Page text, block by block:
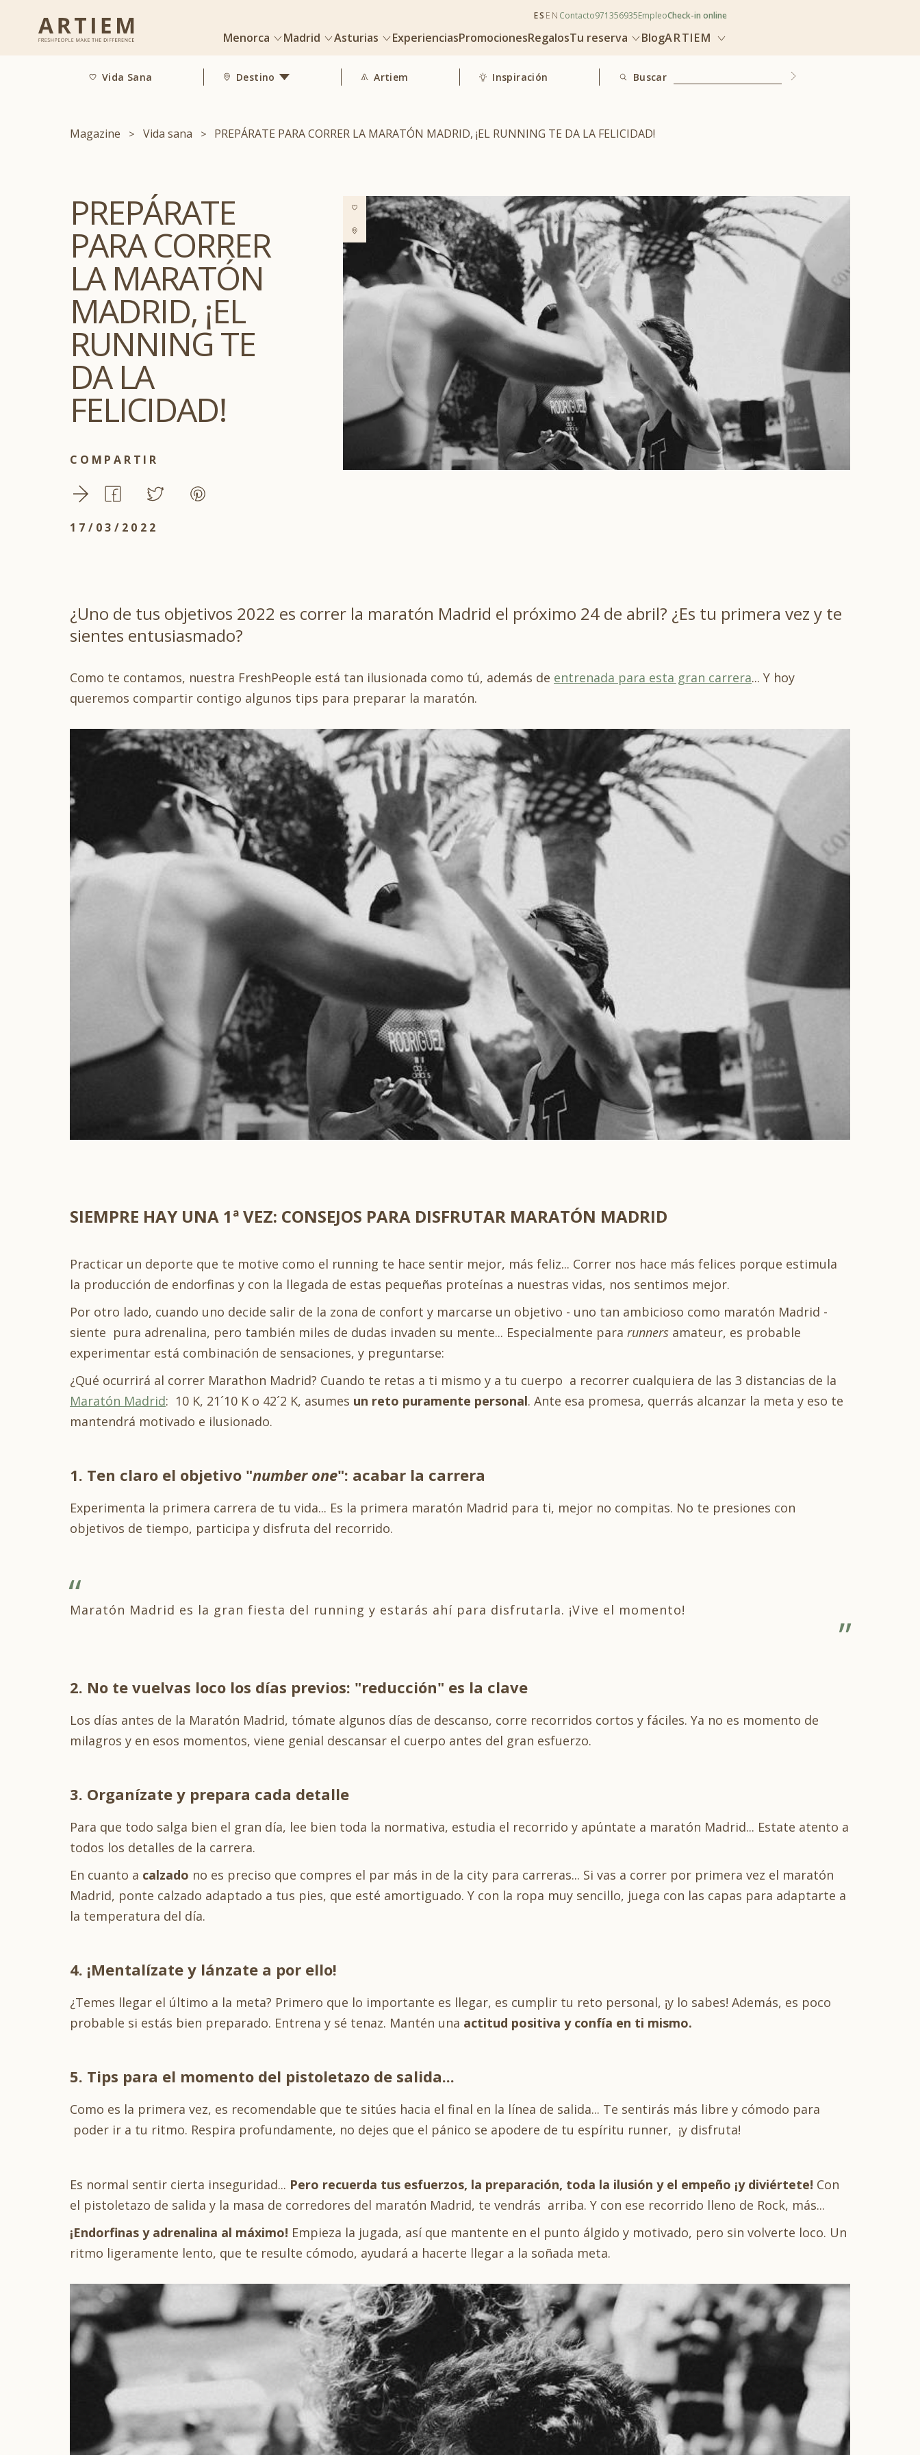
Menorca Madrid Asturias ExperienciasPromocionesRegalosTu reserva BlogARTIEM
Check-in online
Empleo
971356935
Contacto
ES EN
Vida Sana Destino Artiem Inspiración Buscar
Magazine Vida sana PREPÁRATE PARA CORRER LA MARATÓN MADRID, ¡EL RUNNING TE DA LA FELICIDAD!
PREPÁRATE
PARA CORRER
LA MARATÓN
MADRID, ¡EL
RUNNING TE
DA LA
FELICIDAD!
COMPARTIR
17/03/2022
¿Uno de tus objetivos 2022 es correr la maratón Madrid el próximo 24 de abril? ¿Es tu primera vez y te
sientes entusiasmado?
Como te contamos, nuestra FreshPeople está tan ilusionada como tú, además de entrenada para esta gran carrera... Y hoy
queremos compartir contigo algunos tips para preparar la maratón.
SIEMPRE HAY UNA 1ª VEZ: CONSEJOS PARA DISFRUTAR MARATÓN MADRID
Practicar un deporte que te motive como el running te hace sentir mejor, más feliz... Correr nos hace más felices porque estimula
la producción de endorfinas y con la llegada de estas pequeñas proteínas a nuestras vidas, nos sentimos mejor.
Por otro lado, cuando uno decide salir de la zona de confort y marcarse un objetivo - uno tan ambicioso como maratón Madrid -
siente pura adrenalina, pero también miles de dudas invaden su mente... Especialmente para runners amateur, es probable
experimentar está combinación de sensaciones, y preguntarse:
¿Qué ocurrirá al correr Marathon Madrid? Cuando te retas a ti mismo y a tu cuerpo a recorrer cualquiera de las 3 distancias de la
Maratón Madrid: 10 K, 21´10 K o 42´2 K, asumes un reto puramente personal. Ante esa promesa, querrás alcanzar la meta y eso te
mantendrá motivado e ilusionado.
1. Ten claro el objetivo "number one": acabar la carrera
Experimenta la primera carrera de tu vida... Es la primera maratón Madrid para ti, mejor no compitas. No te presiones con
objetivos de tiempo, participa y disfruta del recorrido.
Maratón Madrid es la gran fiesta del running y estarás ahí para disfrutarla. ¡Vive el momento!
2. No te vuelvas loco los días previos: "reducción" es la clave
Los días antes de la Maratón Madrid, tómate algunos días de descanso, corre recorridos cortos y fáciles. Ya no es momento de
milagros y en esos momentos, viene genial descansar el cuerpo antes del gran esfuerzo.
3. Organízate y prepara cada detalle
Para que todo salga bien el gran día, lee bien toda la normativa, estudia el recorrido y apúntate a maratón Madrid... Estate atento a
todos los detalles de la carrera.
En cuanto a calzado no es preciso que compres el par más in de la city para carreras... Si vas a correr por primera vez el maratón
Madrid, ponte calzado adaptado a tus pies, que esté amortiguado. Y con la ropa muy sencillo, juega con las capas para adaptarte a
la temperatura del día.
4. ¡Mentalízate y lánzate a por ello!
¿Temes llegar el último a la meta? Primero que lo importante es llegar, es cumplir tu reto personal, ¡y lo sabes! Además, es poco
probable si estás bien preparado. Entrena y sé tenaz. Mantén una actitud positiva y confía en ti mismo.
5. Tips para el momento del pistoletazo de salida...
Como es la primera vez, es recomendable que te sitúes hacia el final en la línea de salida... Te sentirás más libre y cómodo para
poder ir a tu ritmo. Respira profundamente, no dejes que el pánico se apodere de tu espíritu runner, ¡y disfruta!
Es normal sentir cierta inseguridad... Pero recuerda tus esfuerzos, la preparación, toda la ilusión y el empeño ¡y diviértete! Con
el pistoletazo de salida y la masa de corredores del maratón Madrid, te vendrás arriba. Y con ese recorrido lleno de Rock, más...
¡Endorfinas y adrenalina al máximo! Empieza la jugada, así que mantente en el punto álgido y motivado, pero sin volverte loco. Un
ritmo ligeramente lento, que te resulte cómodo, ayudará a hacerte llegar a la soñada meta.